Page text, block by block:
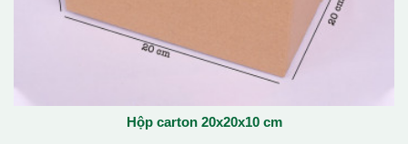
Hộp carton 20x20x10 cm